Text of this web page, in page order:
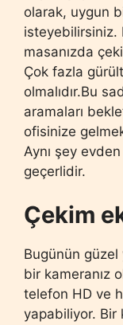
olarak, uygun
isteyebilirsiniz.
masanızda
Çok fazla
olmalıdır.Bu
aramaları
ofisinize
Aynı şey
geçerlidir.
Çekim
Bugünün güzel
bir kameranız
telefon HD ve
yapabiliyor. Bir